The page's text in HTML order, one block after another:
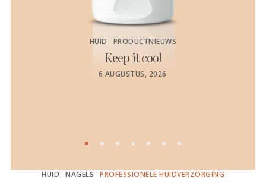
HUID PRODUCTNIEUWS
Keep it cool
POSTED
6 AUGUSTUS, 2026
HUID NAGELS PROFESSIONELE HUIDVERZORGING